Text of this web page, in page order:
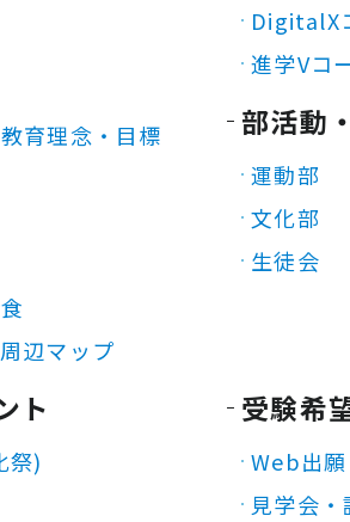
育理念・目標
辺マップ
DigitalX
進学Vコ
部活動
運動部
文化部
生徒会
ト
祭)
受験希
Web出願
見学会